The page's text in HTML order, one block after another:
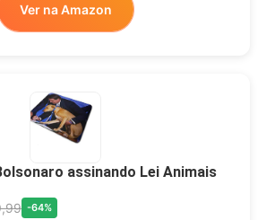
Ver na Amazon
assinando Lei Animais
-64%